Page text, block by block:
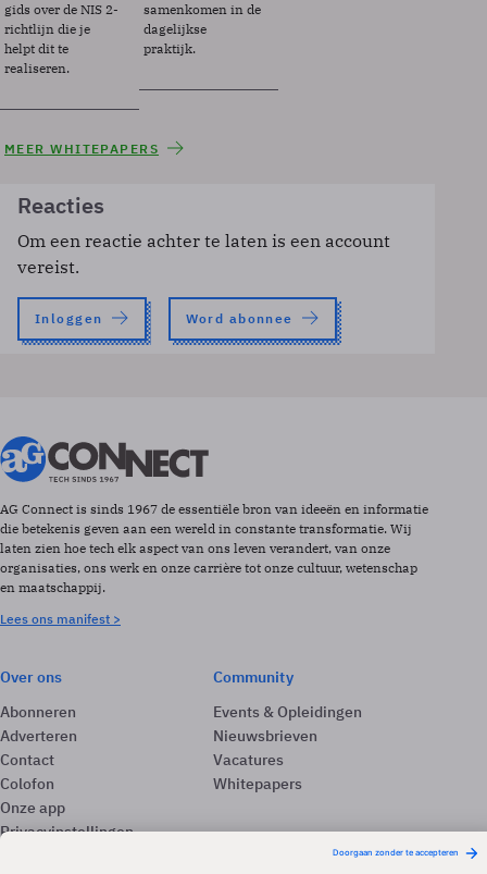
gids over de NIS 2-
richtlijn die je
helpt dit te
realiseren.
samenkomen in de
dagelijkse
praktijk.
MEER WHITEPAPERS
Reacties
Om een reactie achter te laten is een account
vereist.
Inloggen Word abonnee
AG Connect is sinds 1967 de essentiële bron van ideeën en informatie
die betekenis geven aan een wereld in constante transformatie. Wij
laten zien hoe tech elk aspect van ons leven verandert, van onze
organisaties, ons werk en onze carrière tot onze cultuur, wetenschap
en maatschappij.
Lees ons manifest >
Over ons
Abonneren
Adverteren
Contact
Colofon
Onze app
Privacyinstellingen
Community
Events & Opleidingen
Nieuwsbrieven
Vacatures
Whitepapers